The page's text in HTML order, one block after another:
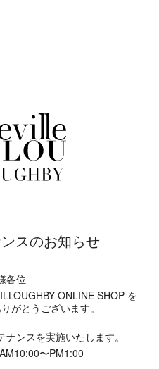
スのお知らせ
各位
ONLINE SHOP を
がとうございます。
ンスを実施いたします。
〜PM1:00